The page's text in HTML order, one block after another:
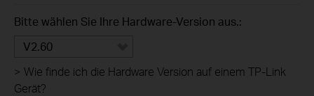
Bitte wählen Sie Ihre Hardware-Version aus.:
V2.60
> Wie finde ich die Hardware Version auf einem TP-Link
Gerät?